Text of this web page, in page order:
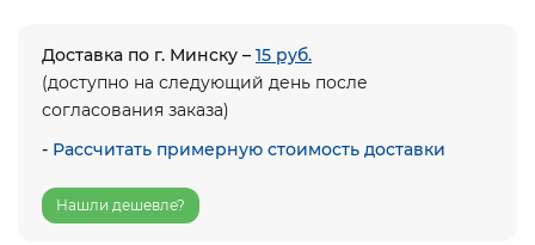
Доставка по г. Минску – 15 руб.
(доступно на следующий день после
согласования заказа)
- Рассчитать примерную стоимость доставки
Нашли дешевле?